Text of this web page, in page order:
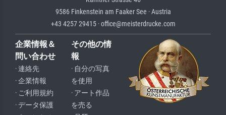
9586 Finkenstein am Faaker See · Austria
+43 4257 29415 · office@meisterdrucke.com
企業情報＆
問い合わせ
· 連絡先
· 企業情報
· ご利用規約
· データ保護
その他の情
報
· 自分の写真
を使用
· アート作品
を売る